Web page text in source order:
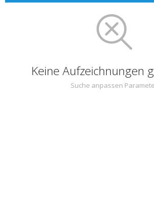
Keine Aufzeichnungen
Suche anpassen